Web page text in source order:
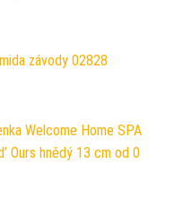
závody 02828
Welcome Home SPA
Ours hnědý 13 cm od 0